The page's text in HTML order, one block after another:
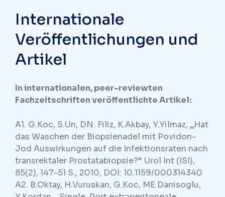
Internationale
Veröffentlichungen und
Artikel
In internationalen, peer-reviewten
Fachzeitschriften veröffentlichte Artikel:
A1. G.Koc, S.Un, DN. Filiz, K.Akbay, Y.Yilmaz, „Hat
das Waschen der Biopsienadel mit Povidon-
Jod Auswirkungen auf die Infektionsraten nach
transrektaler Prostatabiopsie?“ Urol Int (ISI),
85(2), 147-51 S., 2010, DOI: 10.1159/000314340
A2. B.Oktay, H.Vuruskan, G.Koc, ME.Danisoglu,